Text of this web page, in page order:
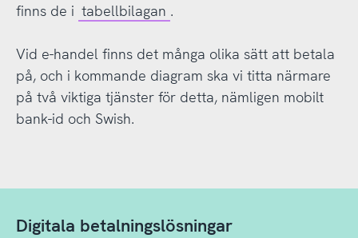
finns de i tabellbilagan .
Vid e-handel finns det många olika sätt att betala
på, och i kommande diagram ska vi titta närmare
på två viktiga tjänster för detta, nämligen mobilt
bank-id och Swish.
Digitala betalningslösningar